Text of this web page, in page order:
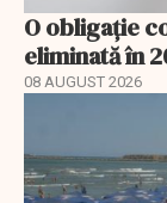
O obligație
eliminată în
08 AUGUST 2026